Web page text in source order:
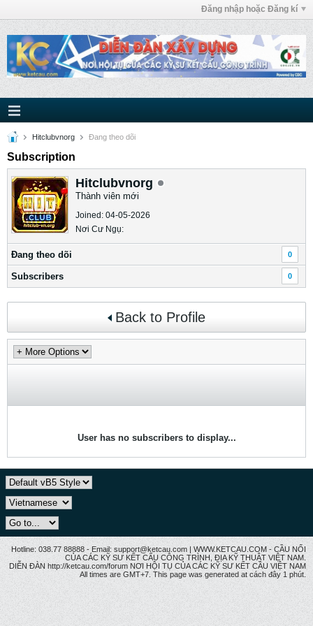
Đăng nhập hoặc Đăng kí
Hitclubvnorg Ðang theo dõi
Subscription
Hitclubvnorg
Thành viên mới
Joined: 04-05-2026
Nơi Cư Ngụ:
Ðang theo dõi 0
Subscribers 0
Back to Profile
User has no subscribers to display...
Hotline: 038.77 88888 - Email: support@ketcau.com | WWW.KETCAU.COM - CẦU NỐI
CỦA CÁC KỸ SƯ KẾT CẤU CÔNG TRÌNH, ĐỊA KỸ THUẬT VIỆT NAM.
DIỄN ĐÀN http://ketcau.com/forum NƠI HỘI TỤ CỦA CÁC KỸ SƯ KẾT CÂU VIỆT NAM
All times are GMT+7. This page was generated at cách đây 1 phút.